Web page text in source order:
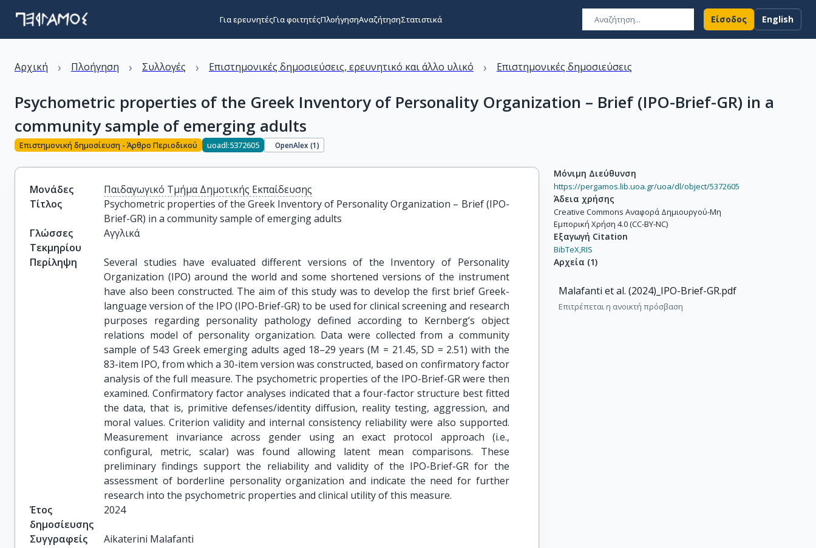
Για ερευνητέςΓια φοιτητέςΠλοήγησηΑναζήτησηΣτατιστικά Είσοδος English
Αρχική › Πλοήγηση › Συλλογές › Επιστημονικές δημοσιεύσεις, ερευνητικό και άλλο υλικό › Επιστημονικές δημοσιεύσεις
Psychometric properties of the Greek Inventory of Personality Organization – Brief (IPO-Brief-GR) in a
community sample of emerging adults
Επιστημονική δημοσίευση - Άρθρο Περιοδικού uoadl:5372605 OpenAlex (1)
Μονάδες
Παιδαγωγικό Τμήμα Δημοτικής Εκπαίδευσης
Τίτλος
Psychometric properties of the Greek Inventory of Personality Organization – Brief (IPO-
Brief-GR) in a community sample of emerging adults
Γλώσσες
Τεκμηρίου
Αγγλικά
Περίληψη
Several studies have evaluated different versions of the Inventory of Personality
Organization (IPO) around the world and some shortened versions of the instrument
have also been constructed. The aim of this study was to develop the first brief Greek-
language version of the IPO (IPO-Brief-GR) to be used for clinical screening and research
purposes regarding personality pathology defined according to Kernberg’s object
relations model of personality organization. Data were collected from a community
sample of 543 Greek emerging adults aged 18–29 years (M = 21.45, SD = 2.51) with the
83-item IPO, from which a 30-item version was constructed, based on confirmatory factor
analysis of the full measure. The psychometric properties of the IPO-Brief-GR were then
examined. Confirmatory factor analyses indicated that a four-factor structure best fitted
the data, that is, primitive defenses/identity diffusion, reality testing, aggression, and
moral values. Criterion validity and internal consistency reliability were also supported.
Measurement invariance across gender using an exact protocol approach (i.e.,
configural, metric, scalar) was found allowing latent mean comparisons. These
preliminary findings support the reliability and validity of the IPO-Brief-GR for the
assessment of borderline personality organization and indicate the need for further
research into the psychometric properties and clinical utility of this measure.
Έτος
δημοσίευσης
2024
Συγγραφείς
Aikaterini Malafanti
Μόνιμη Διεύθυνση
https://pergamos.lib.uoa.gr/uoa/dl/object/5372605
Άδεια χρήσης
Creative Commons Αναφορά Δημιουργού-Μη
Εμπορική Χρήση 4.0 (CC-BY-NC)
Εξαγωγή Citation
BibTeX,RIS
Αρχεία (1)
Malafanti et al. (2024)_IPO-Brief-GR.pdf
Επιτρέπεται η ανοικτή πρόσβαση